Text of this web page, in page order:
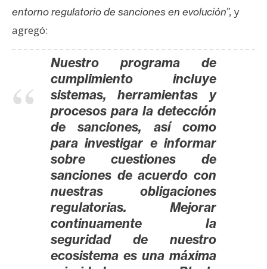
entorno regulatorio de sanciones en evolución”, y
agregó:
Nuestro programa de
cumplimiento incluye
sistemas, herramientas y
procesos para la detección
de sanciones, así como
para investigar e informar
sobre cuestiones de
sanciones de acuerdo con
nuestras obligaciones
regulatorias. Mejorar
continuamente la
seguridad de nuestro
ecosistema es una máxima